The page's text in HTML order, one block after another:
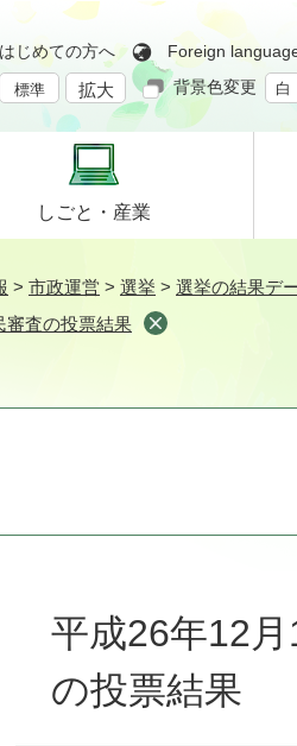
はじめての方へ Foreign
標準 拡大 背景色変更 白
しごと・ 産業
> 市政運営 > 選挙 > 選挙の結果デ
審査の投票結果
平成26年12
の投票結果